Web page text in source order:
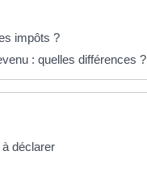
impôts ?
: quelles différences ?
déclarer